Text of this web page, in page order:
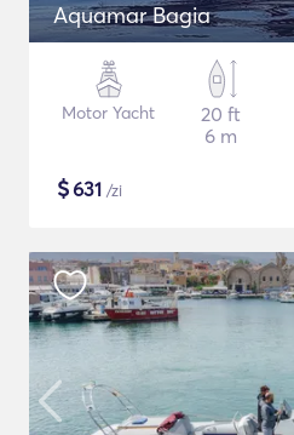
Aquamar Bagia
Motor Yacht
20 ft
6 m
$631 /zi